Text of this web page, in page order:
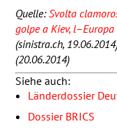
Quelle:Svolta
golpe a Kiev,
(sinistra.ch,
(20.06.2014)
Siehe auch:
Länderdossier
Dossier BRICS